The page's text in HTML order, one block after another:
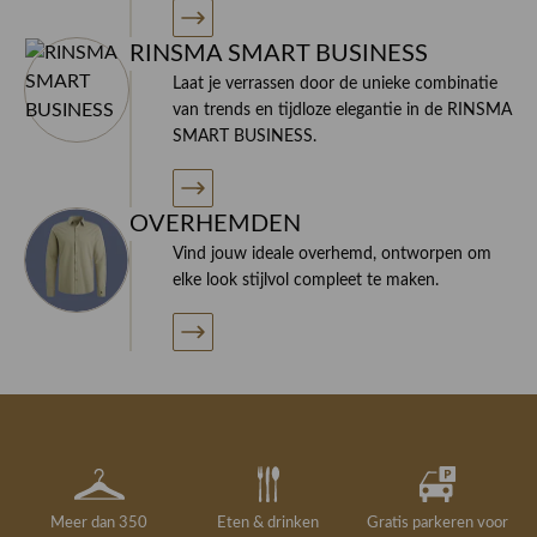
RINSMA SMART BUSINESS
Laat je verrassen door de unieke combinatie
van trends en tijdloze elegantie in de RINSMA
SMART BUSINESS.
OVERHEMDEN
Vind jouw ideale overhemd, ontworpen om
elke look stijlvol compleet te maken.
Meer dan 350
Eten & drinken
Gratis parkeren voor